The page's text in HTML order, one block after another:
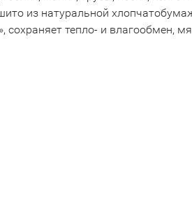
из натуральной
тепло- и влагообмен,